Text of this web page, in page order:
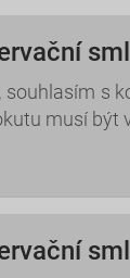
souhlasím s
musí být